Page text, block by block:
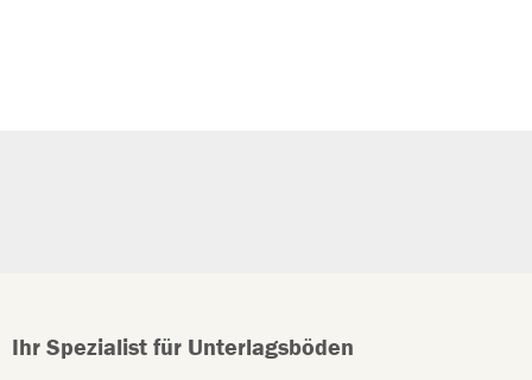
Ihr Spezialist für Unterlagsböden